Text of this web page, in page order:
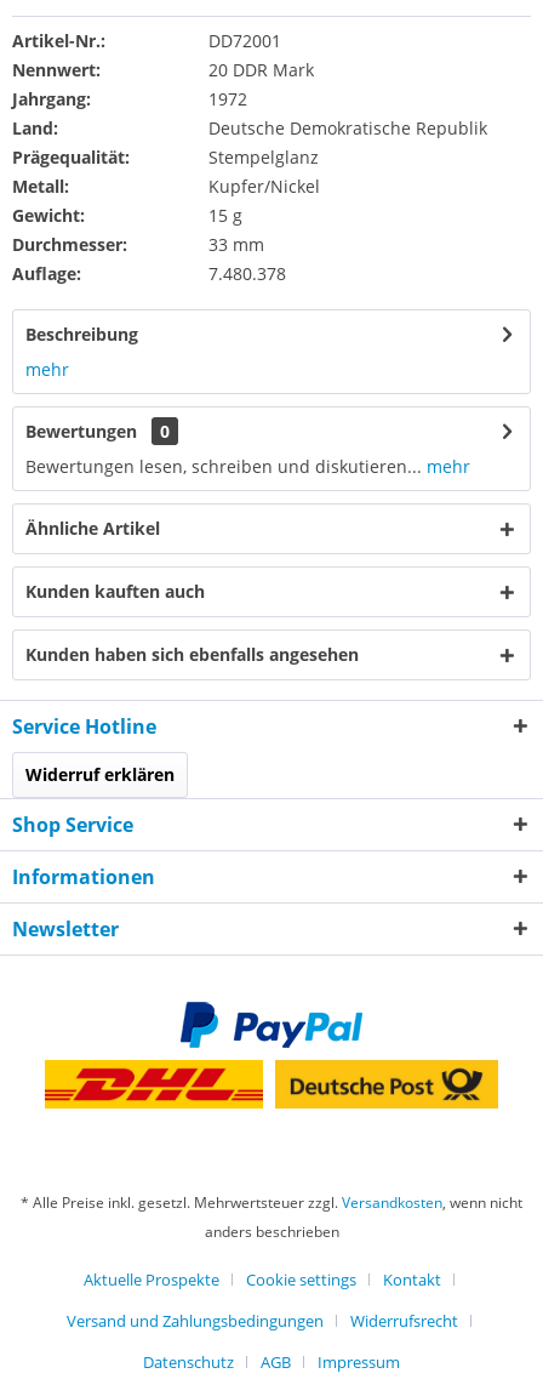
Artikel-Nr.:
DD72001
Nennwert:
20 DDR Mark
Jahrgang:
1972
Land:
Deutsche Demokratische Republik
Prägequalität:
Stempelglanz
Metall:
Kupfer/Nickel
Gewicht:
15 g
Durchmesser:
33 mm
Auflage:
7.480.378
Beschreibung
mehr
Bewertungen
0
Bewertungen lesen, schreiben und diskutieren... mehr
Ähnliche Artikel
Kunden kauften auch
Kunden haben sich ebenfalls angesehen
Service Hotline
Widerruf erklären
Shop Service
Informationen
Newsletter
* Alle Preise inkl. gesetzl. Mehrwertsteuer zzgl.Versandkosten, wenn nicht
anders beschrieben
Aktuelle Prospekte Cookie settings
Kontakt
Versand und Zahlungsbedingungen
Widerrufsrecht
Datenschutz
AGB Impressum